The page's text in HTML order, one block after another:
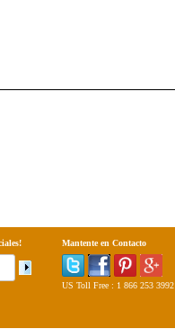
Mantente en Contacto
US Toll Free : 1 866 253 3992